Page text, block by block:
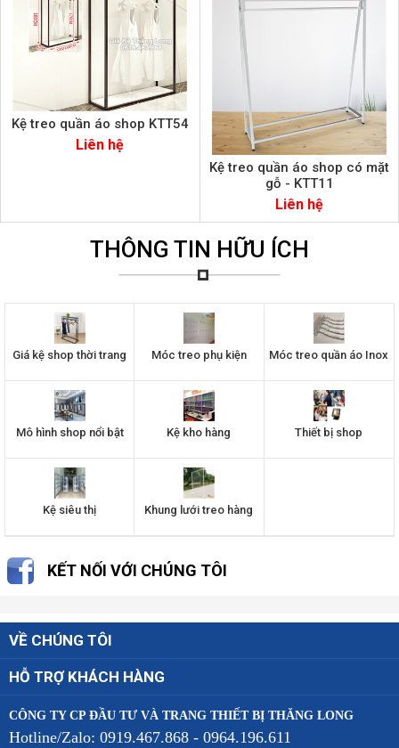
Kệ treo quần áo shop KTT54
Liên hệ
Kệ treo quần áo shop có mặt
gỗ - KTT11
Liên hệ
THÔNG TIN HỮU ÍCH
Giá kệ shop thời trang Móc treo phụ kiện Móc treo quần áo Inox
Mô hình shop nổi bật Kệ kho hàng Thiết bị shop
Kệ siêu thị Khung lưới treo hàng
KẾT NỐI VỚI CHÚNG TÔI
VỀ CHÚNG TÔI
HỖ TRỢ KHÁCH HÀNG
CÔNG TY CP ĐẦU TƯ VÀ TRANG THIẾT BỊ THĂNG LONG
Hotline/Zalo: 0919.467.868 - 0964.196.611